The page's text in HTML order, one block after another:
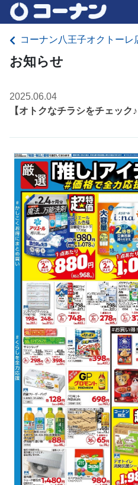
コーナン八王子オクトーレ
お知らせ
2025.06.04
【オトクなチラシをチェック